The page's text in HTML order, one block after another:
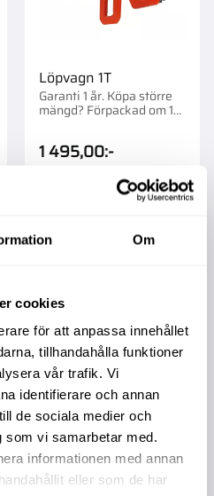
Om
cookies
för att anpassa innehållet
tillhandahålla funktioner
vår trafik. Vi
identifierare och annan
de sociala medier och
som vi samarbetar med.
informationen med annan
eller som de har
Löpvagn 1T
Garanti 1 år. Köpa större
mängd? Förpackad om 1
1 495,00:-
Löpvagn 2T